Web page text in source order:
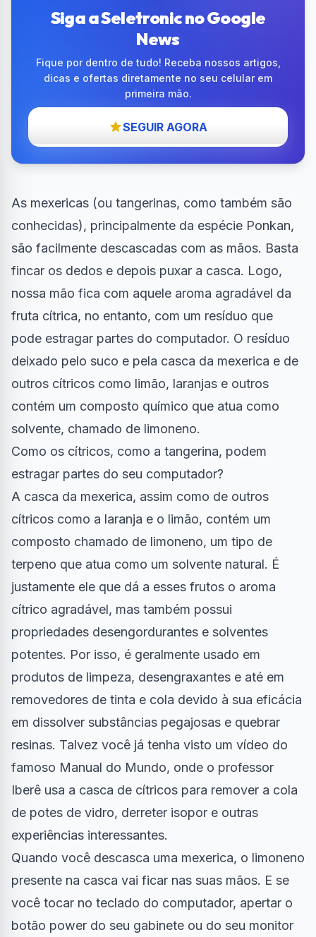
Siga a Seletronic no Google
News
Fique por dentro de tudo! Receba nossos artigos,
dicas e ofertas diretamente no seu celular em
primeira mão.
SEGUIR AGORA
As mexericas (ou tangerinas, como também são
conhecidas), principalmente da espécie Ponkan,
são facilmente descascadas com as mãos. Basta
fincar os dedos e depois puxar a casca. Logo,
nossa mão fica com aquele aroma agradável da
fruta cítrica, no entanto, com um resíduo que
pode estragar partes do computador. O resíduo
deixado pelo suco e pela casca da mexerica e de
outros cítricos como limão, laranjas e outros
contém um composto químico que atua como
solvente, chamado de limoneno.
Como os cítricos, como a tangerina, podem
estragar partes do seu computador?
A casca da mexerica, assim como de outros
cítricos como a laranja e o limão, contém um
composto chamado de limoneno, um tipo de
terpeno que atua como um solvente natural. É
justamente ele que dá a esses frutos o aroma
cítrico agradável, mas também possui
propriedades desengordurantes e solventes
potentes. Por isso, é geralmente usado em
produtos de limpeza, desengraxantes e até em
removedores de tinta e cola devido à sua eficácia
em dissolver substâncias pegajosas e quebrar
resinas. Talvez você já tenha visto um vídeo do
famoso Manual do Mundo, onde o professor
Iberê usa a casca de cítricos para remover a cola
de potes de vidro, derreter isopor e outras
experiências interessantes.
Quando você descasca uma mexerica, o limoneno
presente na casca vai ficar nas suas mãos. E se
você tocar no teclado do computador, apertar o
botão power do seu gabinete ou do seu monitor